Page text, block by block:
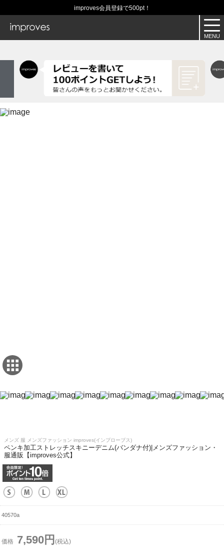
improves会員登録で500pt！
メンズ 服 メンズファッション improves(インプローブス)
ペンキ加工ストレッチスキニーデニム(バンダナ付)|メンズファッション・
服通販【improves公式】
40570a
価格 7,590円 (税込)